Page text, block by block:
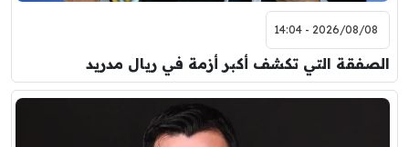
2026/08/08 - 14:04
الصفقة التي تكشف أكبر أزمة في ريال مدريد